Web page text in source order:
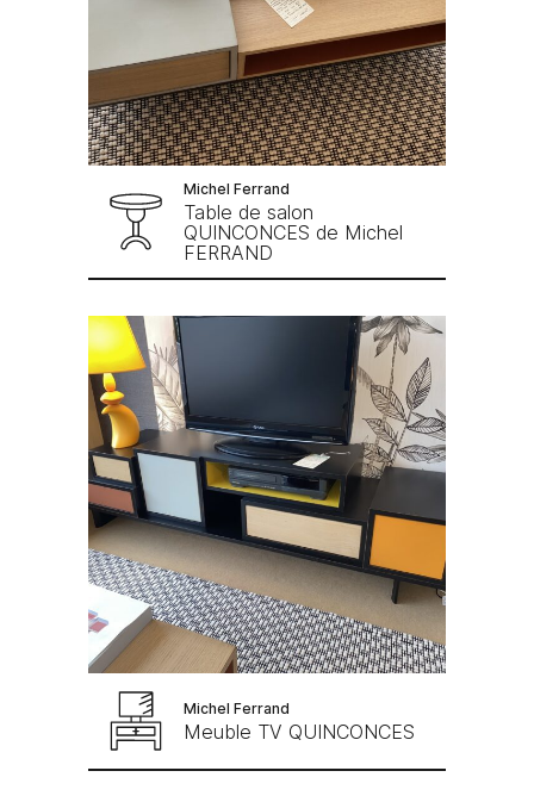
Michel Ferrand
Table de salon
QUINCONCES de Michel
FERRAND
Michel Ferrand
Meuble TV QUINCONCES